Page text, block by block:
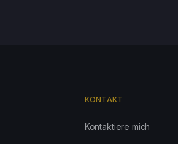
KONTAKT
Kontaktiere mich